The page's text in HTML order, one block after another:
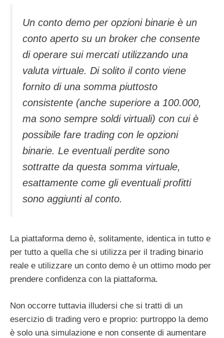
Un conto demo per opzioni binarie è un
conto aperto su un broker che consente
di operare sui mercati utilizzando una
valuta virtuale. Di solito il conto viene
fornito di una somma piuttosto
consistente (anche superiore a 100.000,
ma sono sempre soldi virtuali) con cui è
possibile fare trading con le opzioni
binarie. Le eventuali perdite sono
sottratte da questa somma virtuale,
esattamente come gli eventuali profitti
sono aggiunti al conto.
La piattaforma demo è, solitamente, identica in tutto e
per tutto a quella che si utilizza per il trading binario
reale e utilizzare un conto demo è un ottimo modo per
prendere confidenza con la piattaforma.
Non occorre tuttavia illudersi che si tratti di un
esercizio di trading vero e proprio: purtroppo la demo
è solo una simulazione e non consente di aumentare